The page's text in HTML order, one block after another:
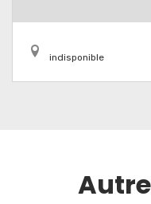
indisponible